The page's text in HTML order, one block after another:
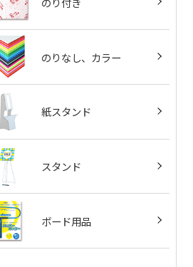
のりなし、カラー
紙スタンド
スタンド
ボード用品